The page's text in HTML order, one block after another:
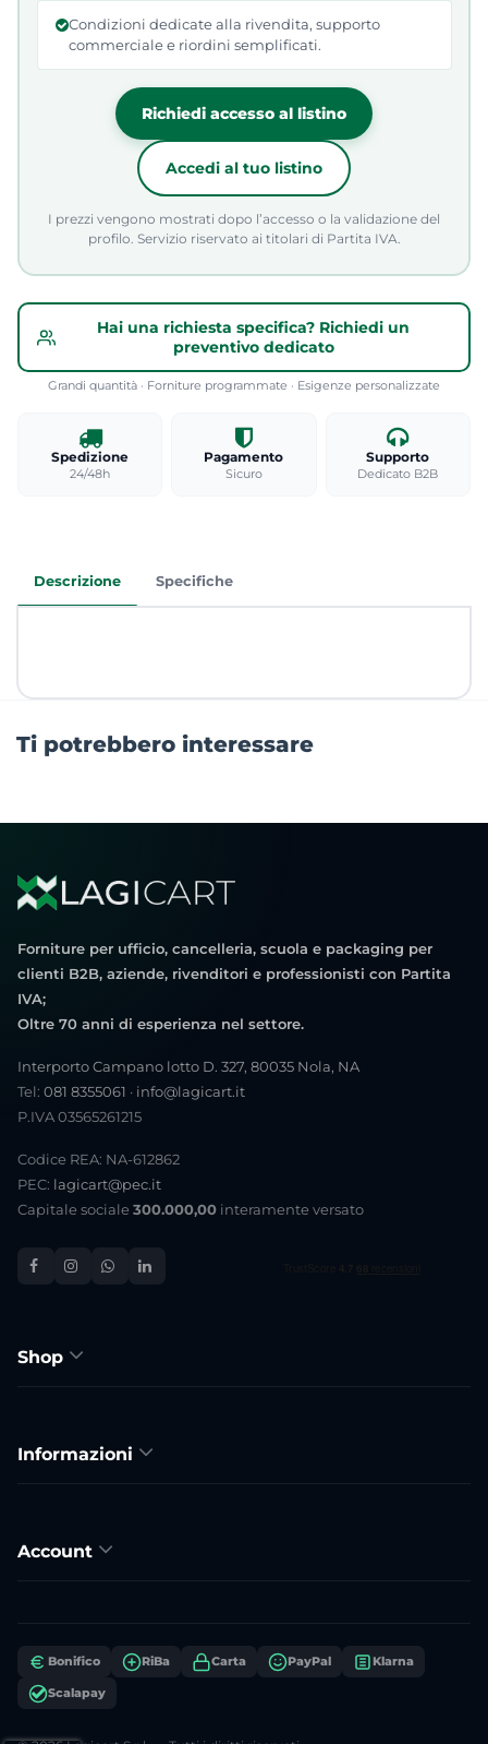
Condizioni dedicate alla rivendita, supporto
commerciale e riordini semplificati.
Richiedi accesso al listino
Accedi al tuo listino
I prezzi vengono mostrati dopo l’accesso o la validazione del
profilo. Servizio riservato ai titolari di Partita IVA.
Hai una richiesta specifica? Richiedi un
preventivo dedicato
Grandi quantità · Forniture programmate · Esigenze personalizzate
Spedizione
24/48h
Pagamento
Sicuro
Supporto
Dedicato B2B
Descrizione Specifiche
Ti potrebbero interessare
Forniture per ufficio, cancelleria, scuola e packaging per
clienti B2B, aziende, rivenditori e professionisti con Partita
IVA;
Oltre 70 anni di esperienza nel settore.
Interporto Campano lotto D. 327, 80035 Nola, NA
Tel: 081 8355061 · info@lagicart.it
P.IVA 03565261215
Codice REA: NA-612862
PEC: lagicart@pec.it
Capitale sociale 300.000,00 interamente versato
Shop
Informazioni
Account
Bonifico RiBa Carta PayPal Klarna
Scalapay